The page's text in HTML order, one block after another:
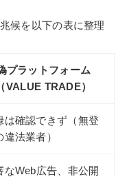
候を以下の表に整理
プラットフォーム
（VALUE TRADE）
は確認できず（無登
違法業者）
なWeb広告、非公開